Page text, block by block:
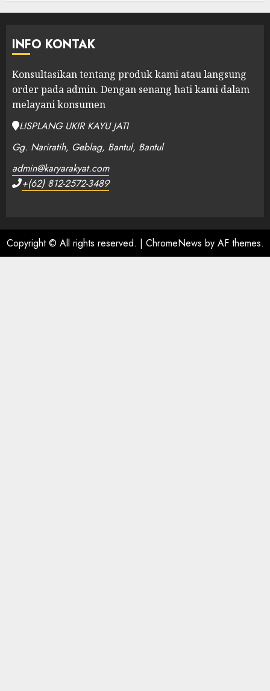
INFO KONTAK
Konsultasikan tentang produk kami atau langsung
order pada admin. Dengan senang hati kami dalam
melayani konsumen
LISPLANG UKIR KAYU JATI
Gg. Nariratih, Geblag, Bantul, Bantul
admin@karyarakyat.com
+(62) 812-2572-3489
Copyright © All rights reserved. | ChromeNews by AF themes.